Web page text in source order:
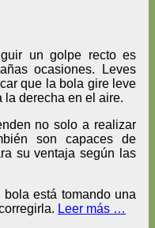
un golpe recto es
ocasiones. Leves
que la bola gire leve
la derecha en el aire.
no solo a realizar
son capaces de
su ventaja según las
está tomando una
Leer más …